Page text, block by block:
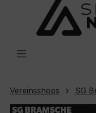
Vereinsshops SG